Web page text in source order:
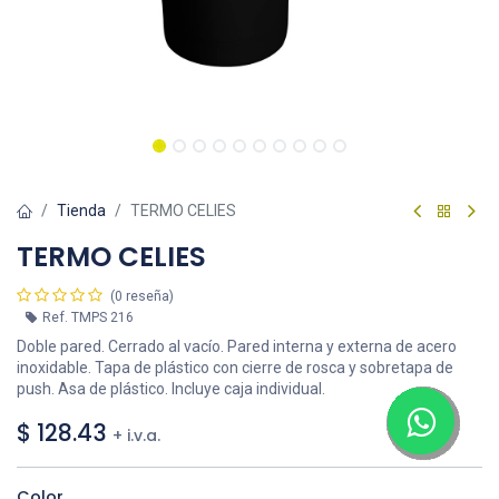
Tienda TERMO CELIES
TERMO CELIES
(0 reseña)
Ref. TMPS 216
Doble pared. Cerrado al vacío. Pared interna y externa de acero
inoxidable. Tapa de plástico con cierre de rosca y sobretapa de
push. Asa de plástico. Incluye caja individual.
$ 128.43 + i.v.a.